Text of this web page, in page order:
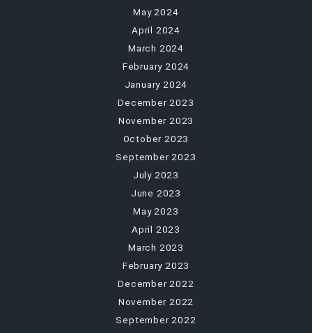
May 2024
April 2024
March 2024
February 2024
January 2024
December 2023
November 2023
October 2023
September 2023
July 2023
June 2023
May 2023
April 2023
March 2023
February 2023
December 2022
November 2022
September 2022